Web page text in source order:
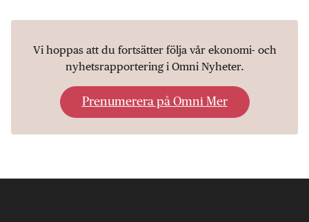
Vi hoppas att du fortsätter följa vår ekonomi- och
nyhetsrapportering i Omni Nyheter.
Prenumerera på Omni Mer